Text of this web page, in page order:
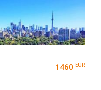
1460 EUR